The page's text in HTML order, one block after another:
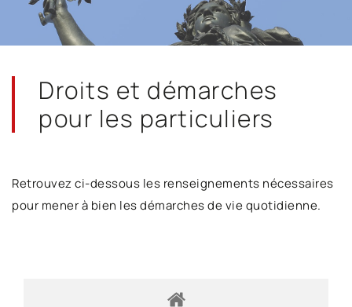
Droits et démarches
pour les particuliers
Retrouvez ci-dessous les renseignements nécessaires
pour mener à bien les démarches de vie quotidienne.